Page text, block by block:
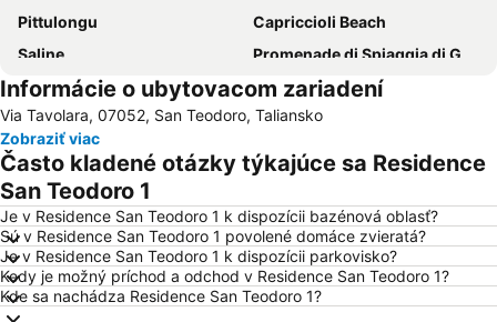
Pittulongu
Capriccioli Beach
Saline
Promenade di Spiaggia di Golfo Aranci
Capo Cosa Cavallo
Porto Istana
Lu Impustu
Porto di Golfo Aranci
Spiaggia dei sassi
Marina di Orosei
Le Saline
Punta Molara
Porto Taverna
Bados
Spiaggia Ira
Liscia Ruja
Strada panoramica di Costa Smeralda
Caprera: Relitto
Informácie o ubytovacom zariadení
Via Tavolara, 07052, San Teodoro, Taliansko
Zobraziť viac
Často kladené otázky týkajúce sa Residence
San Teodoro 1
Je v Residence San Teodoro 1 k dispozícii bazénová oblasť?
Sú v Residence San Teodoro 1 povolené domáce zvieratá?
Je v Residence San Teodoro 1 k dispozícii parkovisko?
Kedy je možný príchod a odchod v Residence San Teodoro 1?
Kde sa nachádza Residence San Teodoro 1?